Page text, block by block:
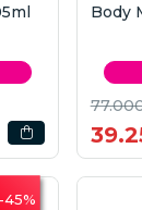
Body
-45%